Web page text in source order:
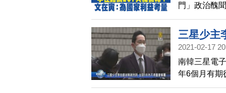
門」政治醜
天上午假釋
輿論，南韓
民理解」。
三星少主
2021-02-17
南韓三星電
年6個月有期
步對李在鎔